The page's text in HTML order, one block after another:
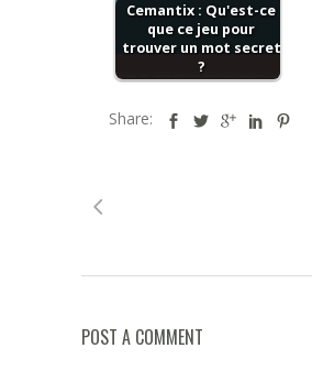
Cemantix : Qu'est-ce
que ce jeu pour
trоuvеr un mоt ѕесrеt
?
Share:
POST A COMMENT